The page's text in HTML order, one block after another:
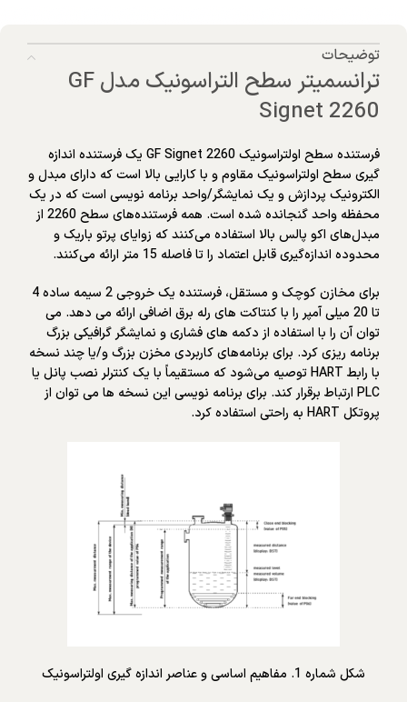
توضیحات
ترانسمیتر سطح التراسونیک مدل GF
Signet 2260
فرستنده سطح اولتراسونیک GF Signet 2260 یک فرستنده اندازه
گیری سطح اولتراسونیک مقاوم و با کارایی بالا است که دارای مبدل و
الکترونیک پردازش و یک نمایشگر/واحد برنامه نویسی است که در یک
محفظه واحد گنجانده شده است. همه فرستنده‌های سطح 2260 از
مبدل‌های اکو پالس بالا استفاده می‌کنند که زوایای پرتو باریک و
محدوده اندازه‌گیری قابل اعتماد را تا فاصله 15 متر ارائه می‌کنند.
برای مخازن کوچک و مستقل، فرستنده یک خروجی 2 سیمه ساده 4
تا 20 میلی آمپر را با کنتاکت های رله برق اضافی ارائه می دهد. می
توان آن را با استفاده از دکمه های فشاری و نمایشگر گرافیکی بزرگ
برنامه ریزی کرد. برای برنامه‌های کاربردی مخزن بزرگ و/یا چند نسخه
با رابط HART توصیه می‌شود که مستقیماً با یک کنترلر نصب پانل یا
PLC ارتباط برقرار کند. برای برنامه نویسی این نسخه ها می توان از
پروتکل HART به راحتی استفاده کرد.
شکل شماره 1. مفاهیم اساسی و عناصر اندازه گیری اولتراسونیک